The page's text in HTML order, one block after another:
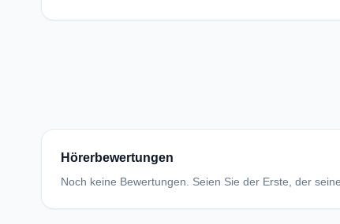
Hörerbewertungen
Noch keine Bewertungen. Seien Sie der Erste, der